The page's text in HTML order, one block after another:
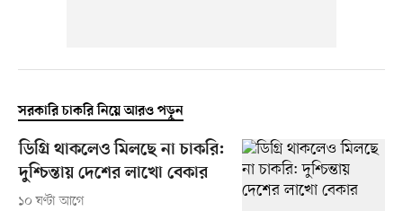
সরকারি চাকরি নিয়ে আরও পড়ুন
ডিগ্রি থাকলেও মিলছে না চাকরি:
দুশ্চিন্তায় দেশের লাখো বেকার
১০ ঘণ্টা আগে